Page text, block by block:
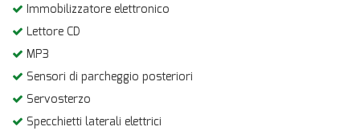
Immobilizzatore elettronico
Lettore CD
MP3
Sensori di parcheggio posteriori
Servosterzo
Specchietti laterali elettrici